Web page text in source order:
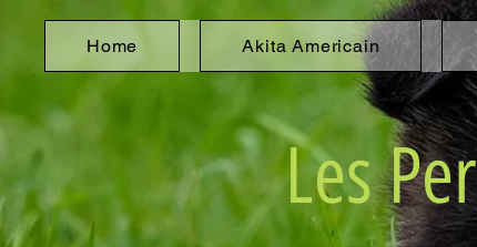
Home Akita Americain
Les